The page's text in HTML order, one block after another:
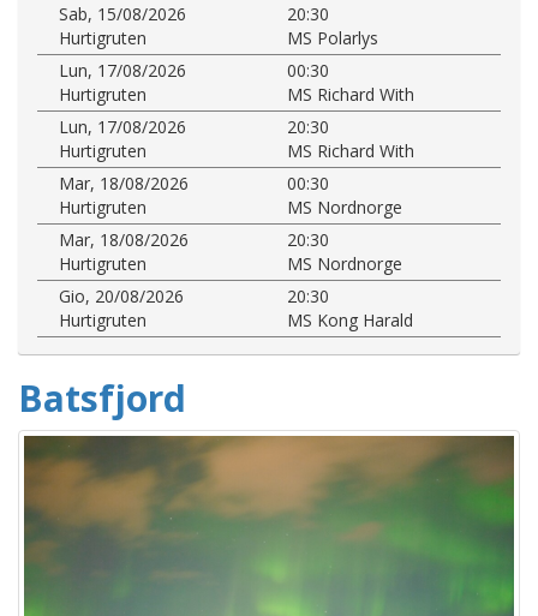
Sab, 15/08/2026
20:30
Hurtigruten
MS Polarlys
Lun, 17/08/2026
00:30
Hurtigruten
MS Richard With
Lun, 17/08/2026
20:30
Hurtigruten
MS Richard With
Mar, 18/08/2026
00:30
Hurtigruten
MS Nordnorge
Mar, 18/08/2026
20:30
Hurtigruten
MS Nordnorge
Gio, 20/08/2026
20:30
Hurtigruten
MS Kong Harald
Batsfjord